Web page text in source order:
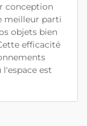
conception
meilleur parti
objets bien
efficacité
est